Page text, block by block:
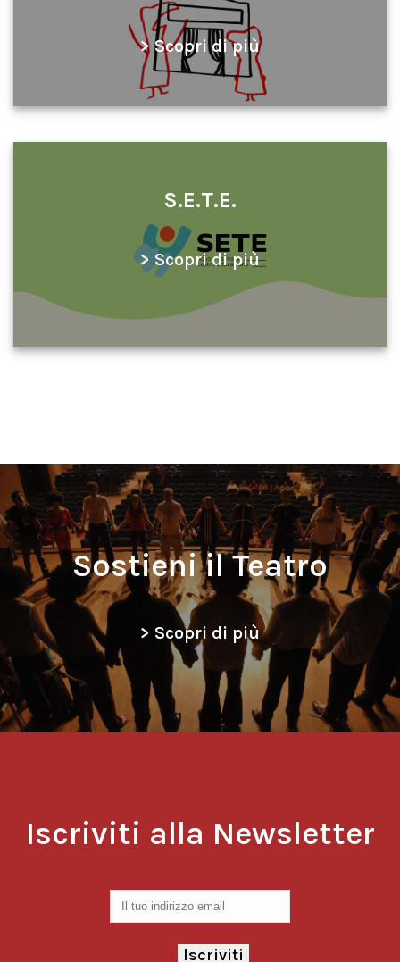
> Scopri di più
S.E.T.E.
> Scopri di più
Sostieni il Teatro
> Scopri di più
Iscriviti alla Newsletter